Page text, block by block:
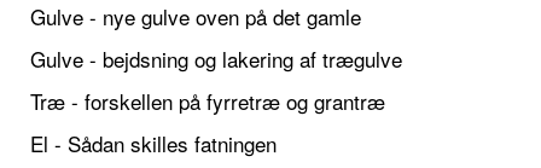
Gulve - nye gulve oven på det gamle
Gulve - bejdsning og lakering af trægulve
Træ - forskellen på fyrretræ og grantræ
El - Sådan skilles fatningen